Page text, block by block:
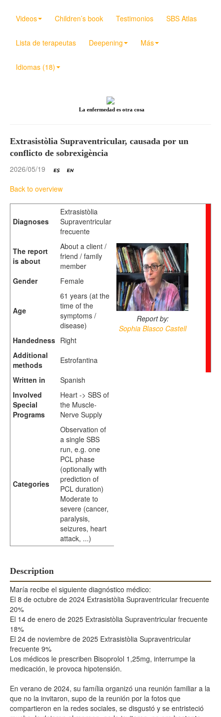
Videos Children’s book Testimonios SBS Atlas
Lista de terapeutas Deepening Más
Idiomas (18)
La enfermedad es otra cosa
Extrasistòlia Supraventricular, causada por un
conflicto de sobrexigència
2026/05/19
Back to overview
Diagnoses
Extrasistòlia
Supraventricular
frecuente
Report by:
Sophia Blasco Castell
The report
is about
About a client /
friend / family
member
Gender
Female
Age
61 years (at the
time of the
symptoms /
disease)
Handedness Right
Additional
methods
Estrofantina
Written in
Spanish
Involved
Special
Programs
Heart -> SBS of
the Muscle-
Nerve Supply
Categories
Observation of
a single SBS
run, e.g. one
PCL phase
(optionally with
prediction of
PCL duration)
Moderate to
severe (cancer,
paralysis,
seizures, heart
attack, ...)
Description
María recibe el siguiente diagnóstico médico:
El 8 de octubre de 2024 Extrasistòlia Supraventricular frecuente
20%
El 14 de enero de 2025 Extrasistòlia Supraventricular frecuente
18%
El 24 de noviembre de 2025 Extrasistòlia Supraventricular
frecuente 9%
Los médicos le prescriben Bisoprolol 1,25mg, interrumpe la
medicación, le provoca hipotensión.
En verano de 2024, su família organizó una reunión familiar a la
que no la invitaron, supo de la reunión por la fotos que
compartieron en la redes sociales, se disgustó y se entristeció